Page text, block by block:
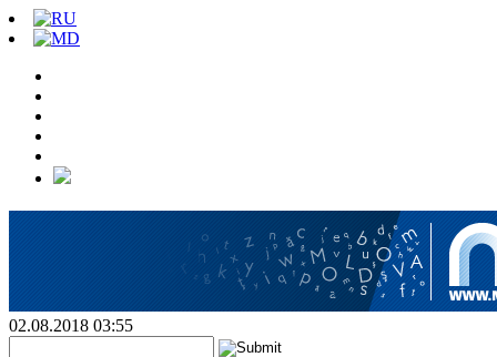
02.08.2018 03:55